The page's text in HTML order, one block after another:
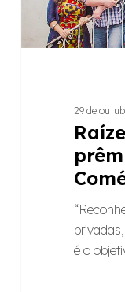
Diário
Comércio
29 de
é o